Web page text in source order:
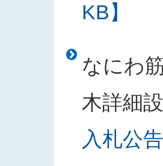
KB】
なにわ
木詳細
入札公